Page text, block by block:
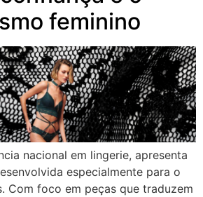
feminino
nacional em lingerie, apresenta
especialmente para o
Com foco em peças que traduzem